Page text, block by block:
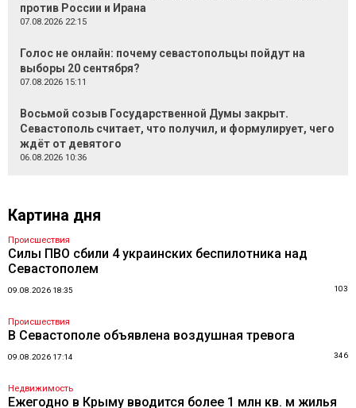
против России и Ирана
07.08.2026 22:15
Голос не онлайн: почему севастопольцы пойдут на
выборы 20 сентября?
07.08.2026 15:11
Восьмой созыв Государственной Думы закрыт.
Севастополь считает, что получил, и формулирует, чего
ждёт от девятого
06.08.2026 10:36
Картина дня
Происшествия
Силы ПВО сбили 4 украинских беспилотника над
Севастополем
09.08.2026 18:35 103
Происшествия
В Севастополе объявлена воздушная тревога
09.08.2026 17:14 346
Недвижимость
Ежегодно в Крыму вводится более 1 млн кв. м жилья